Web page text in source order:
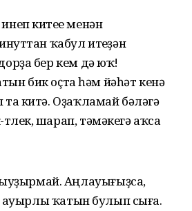
китеүе менән
ҡабул итеүҙән
бер кем дә юҡ!
бик оҫта һәм йәһәт кенә
китә. Оҙаҡламай бәләгә
шарап, тәмәкегә аҡса
Аңлауығыҙса,
ауырлы ҡатын булып сыға.